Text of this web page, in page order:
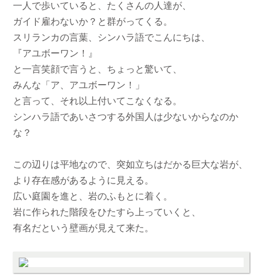
一人で歩いていると、たくさんの人達が、
ガイド雇わないか？と群がってくる。
スリランカの言葉、シンハラ語でこんにちは、
『アユボーワン！』
と一言笑顔で言うと、ちょっと驚いて、
みんな「ア、アユボーワン！」
と言って、それ以上付いてこなくなる。
シンハラ語であいさつする外国人は少ないからなのか
な？
この辺りは平地なので、突如立ちはだかる巨大な岩が、
より存在感があるように見える。
広い庭園を進と、岩のふもとに着く。
岩に作られた階段をひたすら上っていくと、
有名だという壁画が見えて来た。